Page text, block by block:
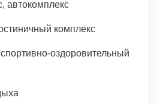
автокомплекс
комплекс
оздоровительный